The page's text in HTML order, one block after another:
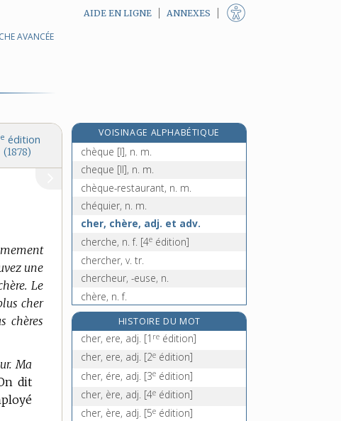
AVANCÉE
AIDE EN LIGNE ANNEXES
e édition
(1878)
une
Le
cher
chères
Ma
dit
VOISINAGE ALPHABÉTIQUE
cheptel, n. m.
chèque [I], n. m.
cheque [II], n. m.
chèque-restaurant, n. m.
chéquier, n. m.
cher, chère, adj. et adv.
cherche, n. f. [4e édition]
chercher, v. tr.
chercheur, -euse, n.
chère, n. f.
chèrement, adv.
chergui, n. m.
chéri, -ie, adj.
chérifat, n. m.
HISTOIRE DU MOT
cher, ere, adj. [1 re édition]
cher, ere, adj. [2e édition]
cher, ére, adj. [3e édition]
cher, ère, adj. [4e édition]
cher, ère, adj. [5e édition]